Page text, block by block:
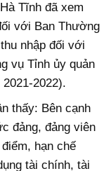
Tĩnh đã xem
với Ban Thường
nhập đối với
vụ Tỉnh ủy quản
2022).
thấy: Bên cạnh
đảng, đảng viên
hạn chế
tài chính, tài